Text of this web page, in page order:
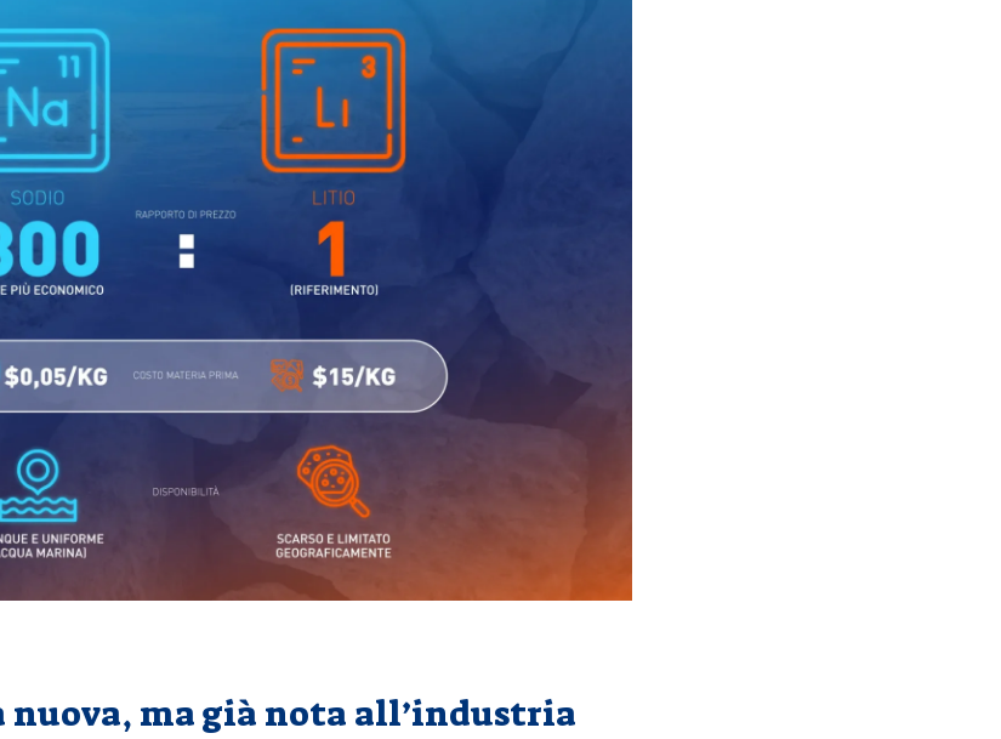
nuova, ma già nota all’industria